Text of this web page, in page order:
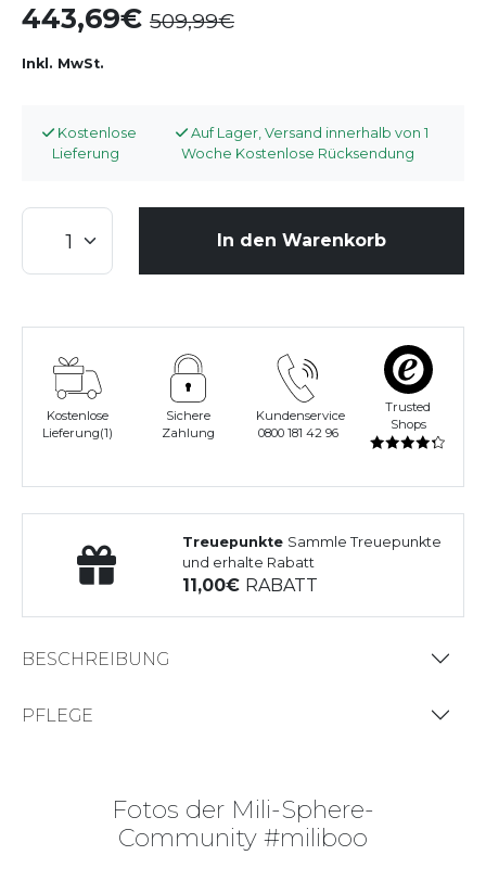
443,69 509,99
Inkl. MwSt.
Kostenlose
Lieferung
Auf Lager, Versand innerhalb von 1
Woche Kostenlose Rücksendung
In den Warenkorb
Kostenlose
Lieferung(1)
Sichere
Zahlung
Kundenservice
0800 181 42 96
Trusted
Shops
Treuepunkte Sammle Treuepunkte
und erhalte Rabatt
11,00 RABATT
BESCHREIBUNG
PFLEGE
Fotos der Mili-Sphere-
Community #miliboo